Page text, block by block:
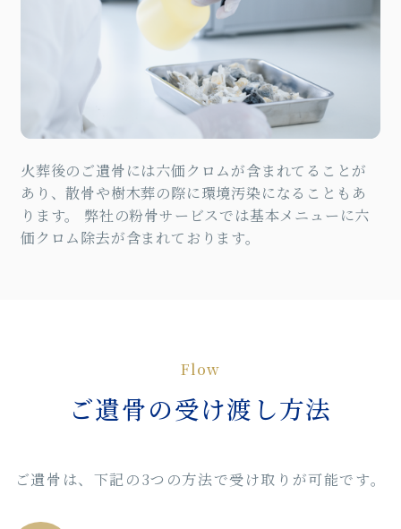
火葬後のご遺骨には六価クロムが含まれてることが
あり、散骨や樹木葬の際に環境汚染になることもあ
ります。 弊社の粉骨サービスでは基本メニューに六
価クロム除去が含まれております。
Flow
ご遺骨の受け渡し方法
ご遺骨は、下記の3つの方法で受け取りが可能です。